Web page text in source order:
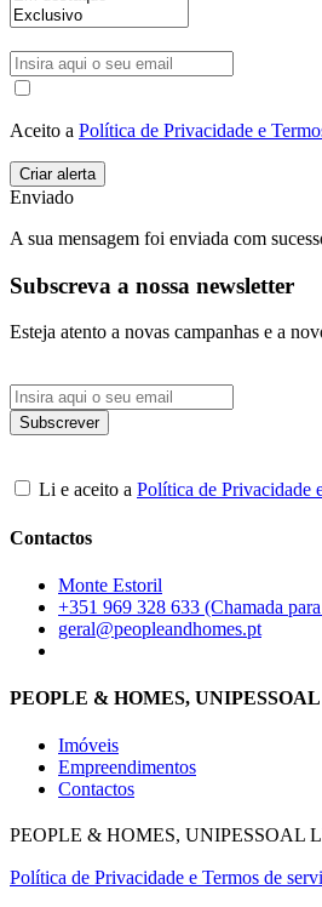
Aceito a Política de Privacidade e
Enviado
A sua mensagem foi enviada com
Subscreva a nossa newsletter
Esteja atento a novas campanhas e a
Li e aceito a Política de Privacidade
Contactos
Monte Estoril
+351 969 328 633 (Chamada
geral@peopleandhomes.pt
PEOPLE & HOMES,
Imóveis
Empreendimentos
Contactos
PEOPLE & HOMES, UNIPESSOAL
Política de Privacidade e Termos de